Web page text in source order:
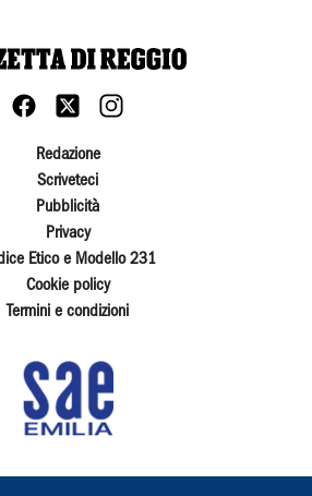
Redazione
Scriveteci
Pubblicità
Privacy
Etico e Modello 231
Cookie policy
Termini e condizioni